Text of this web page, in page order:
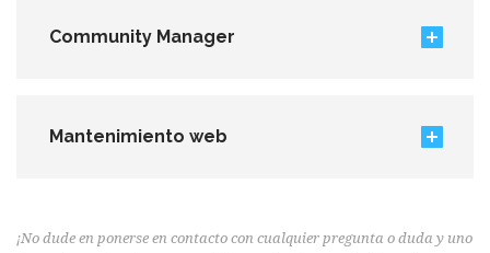
Community Manager
Mantenimiento web
¡No dude en ponerse en contacto con cualquier pregunta o duda y uno